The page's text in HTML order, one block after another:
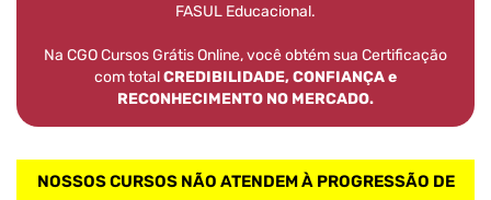
FASUL Educacional.
Na CGO Cursos Grátis Online, você obtém sua Certificação
com totalCREDIBILIDADE, CONFIANÇA e
RECONHECIMENTO NO MERCADO.
NOSSOS CURSOS NÃO ATENDEM À PROGRESSÃO DE